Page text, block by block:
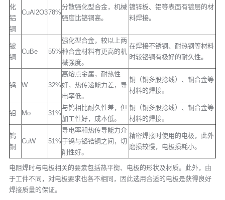
化
铝
铜
CuAl2O378%
分散强化型合金，机械
强度比铬铜高。
镀锌板、铝等表面有镀层的材
料焊接。
铍
铜
CuBe 55%
强化型合金，较以上两
种合金材料有更高的机
械强度。
在焊接不锈钢、耐热钢等材料
时较铬铜有极好的耐久性。
钨 W 32%
高熔点金属，耐热性
好，热传递能力差，导
电率低。
铜（铜多股捻线）、铜合金等
材料的焊接。
钼 Mo 31%
与钨相比耐久性差，但
加工性好，成本低。
铜（铜多股捻线）、铜合金等
材料的焊接。
钨
铜
CuW 51%
导电率和热传导能力介
于钨与铬锆铜之间，切
削性好。
精密焊接时使用的电极，此外
磨损较慢，电极损耗小。
电阻焊时与电极相关的要素包括热平衡、电极的形状及材质。此外，由
于工件不同，对电极要求也各不相同，因此选用合适的电极是获得良好
焊接质量的保证。